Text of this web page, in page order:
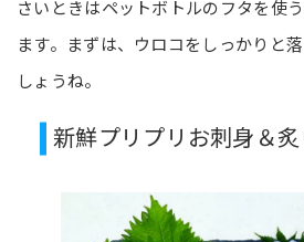
さいときはペットボトルのフタを使
ます。まずは、ウロコをしっかりと
しょうね。
新鮮プリプリお刺身＆炙